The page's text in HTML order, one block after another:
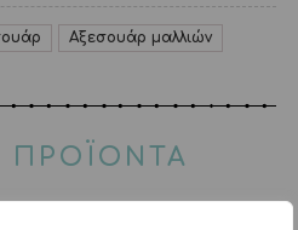
Αξεσουάρ μαλλιών
ΠΡΟΪΟΝΤΑ